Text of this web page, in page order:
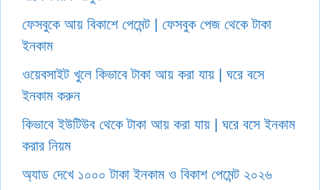
ফেসবুকে আয় বিকাশে পেমেন্ট | ফেসবুক পেজ থেকে টাকা
ইনকাম
ওয়েবসাইট খুলে কিভাবে টাকা আয় করা যায় | ঘরে বসে
ইনকাম করুন
কিভাবে ইউটিউব থেকে টাকা আয় করা যায় | ঘরে বসে ইনকাম
করার নিয়ম
অ্যাড দেখে ১০০০ টাকা ইনকাম ও বিকাশ পেমেন্ট ২০২৬